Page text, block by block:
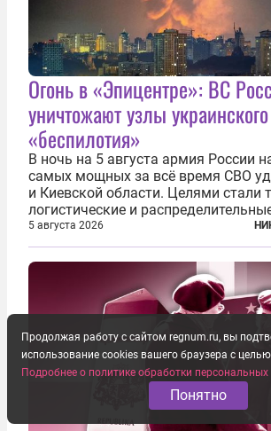
Огонь в «Эпицентре»: ВС
уничтожают узлы украинского
«беспилотия»
В ночь на 5 августа армия России
самых мощных за всё время СВО
и Киевской области. Целями стали
логистические и
которые ВСУ использовали для
доставки вооружений и грузов
назначения. Атака также
5 августа 2026
Продолжая работу с сайтом regnum.ru, вы
использование cookies вашего браузера с
Подробнее о политике обработки
Понятно